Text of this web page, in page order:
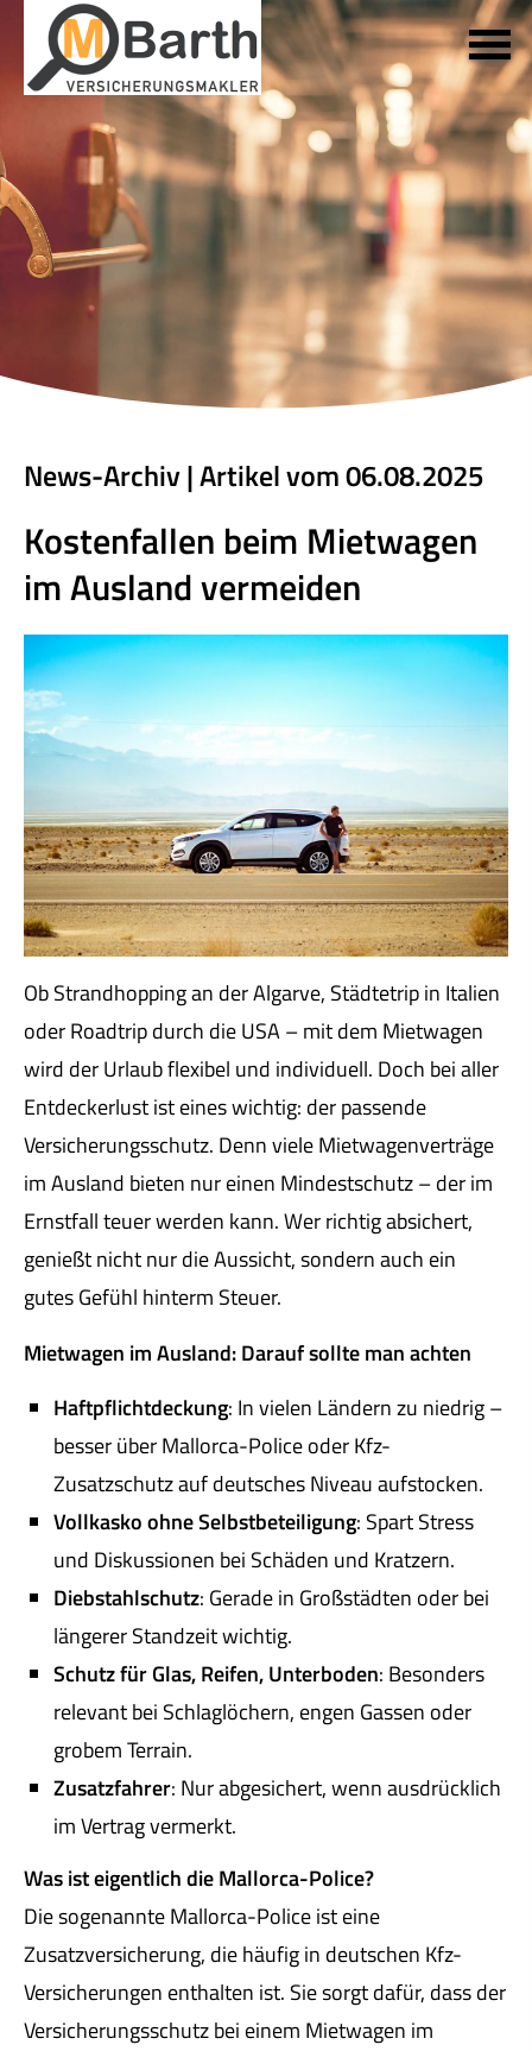
News-Archiv | Artikel vom 06.08.2025
Kostenfallen beim Mietwagen
im Ausland vermeiden
Ob Strandhopping an der Algarve, Städtetrip in Italien
oder Roadtrip durch die USA – mit dem Mietwagen
wird der Urlaub flexibel und individuell. Doch bei aller
Entdeckerlust ist eines wichtig: der passende
Versicherungsschutz. Denn viele Mietwagenverträge
im Ausland bieten nur einen Mindestschutz – der im
Ernstfall teuer werden kann. Wer richtig absichert,
genießt nicht nur die Aussicht, sondern auch ein
gutes Gefühl hinterm Steuer.
Mietwagen im Ausland: Darauf sollte man achten
Haft­pflichtdeckung: In vielen Ländern zu niedrig –
besser über Mallorca-Police oder Kfz-
Zusatzschutz auf deutsches Niveau aufstocken.
Vollkaskoohne Selbstbeteiligung: Spart Stress
und Diskussionen bei Schäden und Kratzern.
Diebstahlschutz: Gerade in Großstädten oder bei
längerer Standzeit wichtig.
Schutz für Glas, Reifen, Unterboden: Besonders
relevant bei Schlaglöchern, engen Gassen oder
grobem Terrain.
Zusatzfahrer: Nur abgesichert, wenn ausdrücklich
im Vertrag vermerkt.
Was ist eigentlich die Mallorca-Police?
Die sogenannte Mallorca-Police ist eine
Zusatzversicherung, die häufig in deutschen Kfz-
Versicherungen enthalten ist. Sie sorgt dafür, dass der
Versicherungsschutz bei einem Mietwagen im